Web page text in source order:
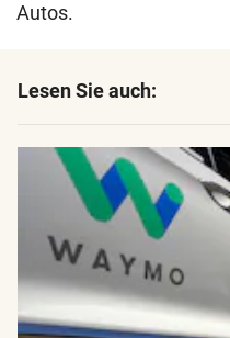
Autos.
Lesen Sie auch: